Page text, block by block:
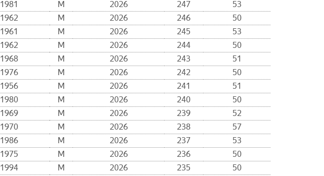
1981 М 2026 247
53
1962 М 2026 246
50
1961 М 2026 245
53
1962 М 2026 244
50
1968 М 2026 243
51
1976 М 2026 242
50
1956 М 2026 241
51
1980 М 2026 240
50
1969 М 2026 239
52
1970 М 2026 238
57
1986 М 2026 237
53
1975 М 2026 236
50
1994 М 2026 235
50